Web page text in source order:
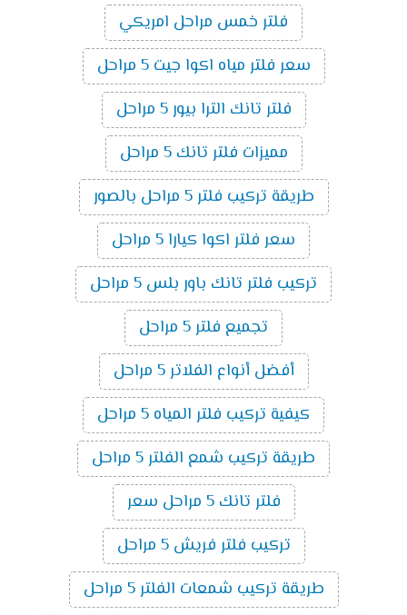
فلتر خمس مراحل امريكي
سعر فلتر مياه اكوا جيت 5 مراحل
فلتر تانك الترا بيور 5 مراحل
مميزات فلتر تانك 5 مراحل
طريقة تركيب فلتر 5 مراحل بالصور
سعر فلتر اكوا كيارا 5 مراحل
تركيب فلتر تانك باور بلس 5 مراحل
تجميع فلتر 5 مراحل
أفضل أنواع الفلاتر 5 مراحل
كيفية تركيب فلتر المياه 5 مراحل
طريقة تركيب شمع الفلتر 5 مراحل
فلتر تانك 5 مراحل سعر
تركيب فلتر فريش 5 مراحل
طريقة تركيب شمعات الفلتر 5 مراحل